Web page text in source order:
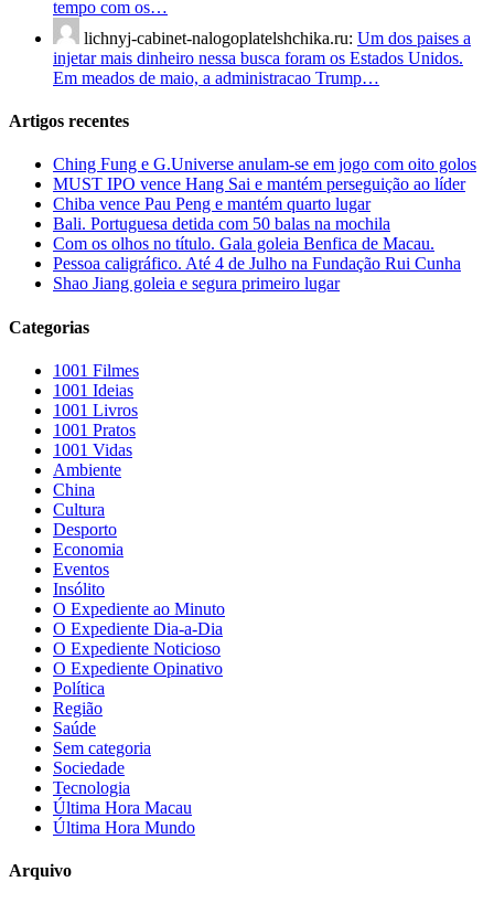
tempo com os…
lichnyj-cabinet-nalogoplatelshchika.ru: Um dos paises a
injetar mais dinheiro nessa busca foram os Estados Unidos.
Em meados de maio, a administracao Trump…
Artigos recentes
Ching Fung e G.Universe anulam-se em jogo com oito golos
MUST IPO vence Hang Sai e mantém perseguição ao líder
Chiba vence Pau Peng e mantém quarto lugar
Bali. Portuguesa detida com 50 balas na mochila
Com os olhos no título. Gala goleia Benfica de Macau.
Pessoa caligráfico. Até 4 de Julho na Fundação Rui Cunha
Shao Jiang goleia e segura primeiro lugar
Categorias
1001 Filmes
1001 Ideias
1001 Livros
1001 Pratos
1001 Vidas
Ambiente
China
Cultura
Desporto
Economia
Eventos
Insólito
O Expediente ao Minuto
O Expediente Dia-a-Dia
O Expediente Noticioso
O Expediente Opinativo
Política
Região
Saúde
Sem categoria
Sociedade
Tecnologia
Última Hora Macau
Última Hora Mundo
Arquivo